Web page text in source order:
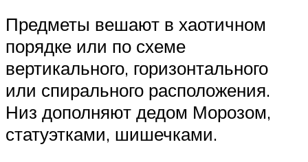
Предметы вешают в хаотичном
порядке или по схеме
вертикального, горизонтального
или спирального расположения.
Низ дополняют дедом Морозом,
статуэтками, шишечками.